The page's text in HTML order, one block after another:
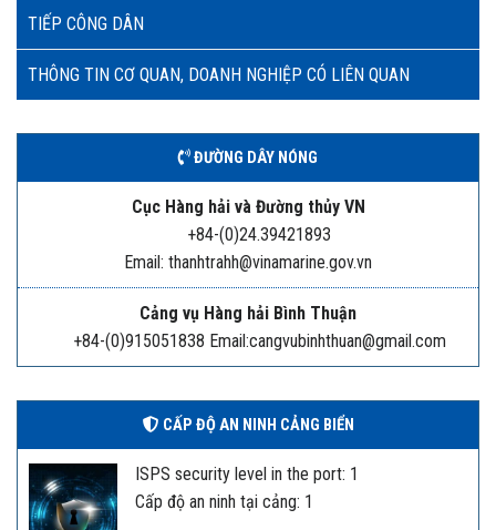
TIẾP CÔNG DÂN
THÔNG TIN CƠ QUAN, DOANH NGHIỆP CÓ LIÊN QUAN
ĐƯỜNG DÂY NÓNG
Cục Hàng hải và Đường thủy VN
+84-(0)24.39421893
Email: thanhtrahh@vinamarine.gov.vn
Cảng vụ Hàng hải Bình Thuận
+84-(0)915051838 Email:cangvubinhthuan@gmail.com
CẤP ĐỘ AN NINH CẢNG BIỂN
ISPS security level in the port: 1
Cấp độ an ninh tại cảng: 1